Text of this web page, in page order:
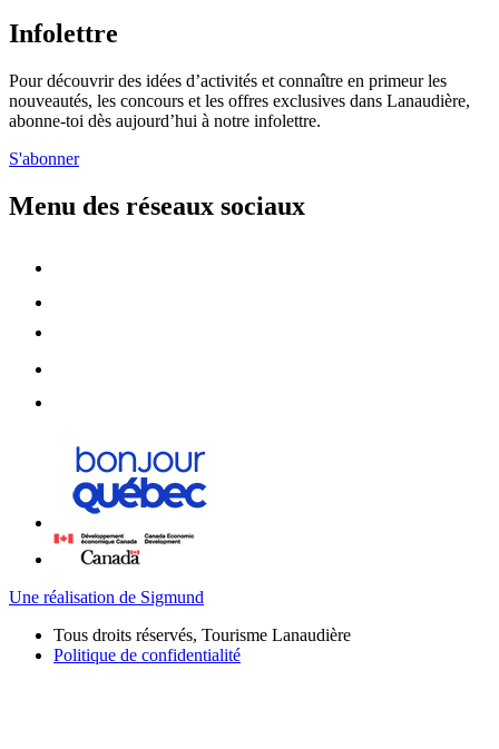
Infolettre
Pour découvrir des idées d’activités et connaître en primeur les
nouveautés, les concours et les offres exclusives dans Lanaudière,
abonne-toi dès aujourd’hui à notre infolettre.
S'abonner
Menu des réseaux sociaux
Une réalisation de Sigmund
Tous droits réservés, Tourisme Lanaudière
Politique de confidentialité